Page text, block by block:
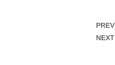
PREV
NEXT